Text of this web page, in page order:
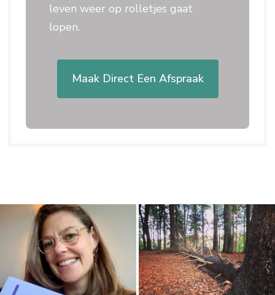
leven weer op rolletjes gaat
lopen.
Maak Direct Een Afspraak